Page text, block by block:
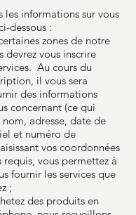
les informations sur vous
dessous :
zones de notre
devrez vous inscrire
Au cours du
il vous sera
des informations
concernant (ce qui
adresse, date de
et numéro de
vos coordonnées
requis, vous permettez à
fournir les services que
;
des produits en